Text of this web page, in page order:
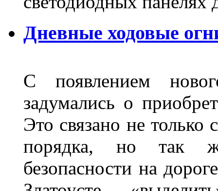
Дневные ходовые
С появлением
задумались о
Это связано не только
порядка, но так
безопасности на